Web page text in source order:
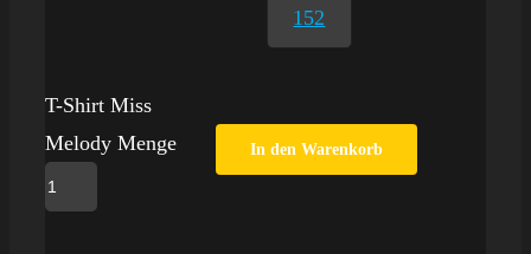
152
T-Shirt Miss
Melody Menge
In den Warenkorb